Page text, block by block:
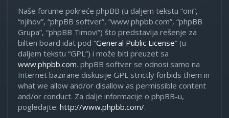
Naše forume pokreće phpBB (u daljem tekstu “oni”,
“njihov”, “phpBB softver”, “www.phpbb.com”, “phpBB
Grupa”, “phpBB Timovi”) što predstavlja rešenje za
bilten board idat pod “General Public License” (u
daljem tekstu “GPL”) i može biti preuzet sa
www.phpbb.com. phpBB softver se odnosi samo na
Internet bazirane diskusije GPL strictly forbids them in
what we allow and/or disallow as permissible content
and/or conduct. Za dalje informacije o phpBB-u,
pogledajte: http://www.phpbb.com/.